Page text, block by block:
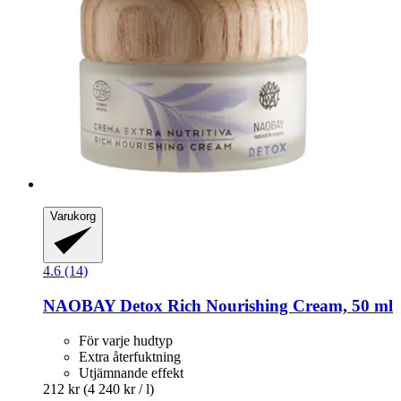
Varukorg
4.6 (14)
NAOBAYDetox Rich Nourishing Cream, 50 ml
För varje hudtyp
Extra återfuktning
Utjämnande effekt
212 kr (4 240 kr / l)